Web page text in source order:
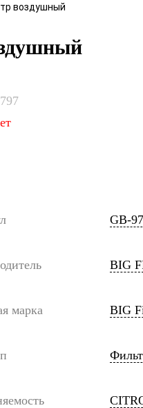
воздушный
GB-
BIG
марка BIG